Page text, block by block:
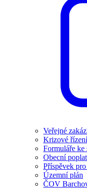
Veřejné
Krizové
Formuláře ke
Obecní
Příspěvek
Územní plán
ČOV